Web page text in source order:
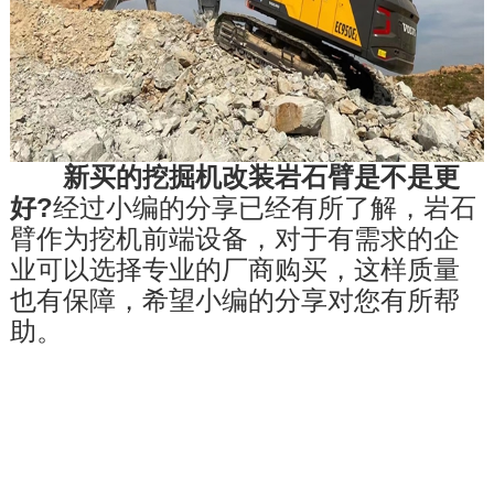
新买的挖掘机改装岩石臂是不是更
好?经过小编的分享已经有所了解，岩石
臂作为挖机前端设备，对于有需求的企
业可以选择专业的厂商购买，这样质量
也有保障，希望小编的分享对您有所帮
助。